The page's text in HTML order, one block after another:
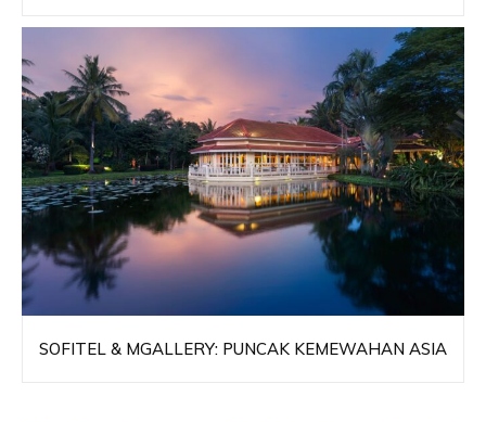
SOFITEL & MGALLERY: PUNCAK KEMEWAHAN ASIA